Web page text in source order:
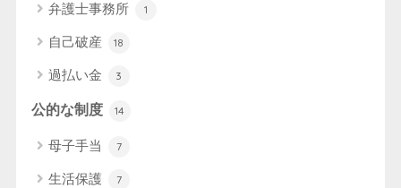
弁護士事務所 1
自己破産 18
過払い金 3
公的な制度 14
母子手当 7
生活保護 7